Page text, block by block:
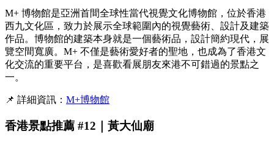
M+ 博物館是亞洲首間全球性當代視覺文化博物館，位於香港
西九文化區，致力於展示全球範圍內的視覺藝術、設計及建築
作品。博物館的建築本身就是一個藝術品，設計簡約現代，展
覽空間寬廣。M+ 不僅是藝術愛好者的聖地，也成為了香港文
化交流的重要平台，是喜歡看展朋友來港不可錯過的景點之
一。
📌 詳細資訊： M+博物館
香港景點推薦 #12｜黃大仙廟